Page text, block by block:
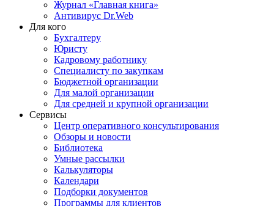
Журнал «Главная книга»
Антивирус Dr.Web
Для кого
Бухгалтеру
Юристу
Кадровому работнику
Специалисту по закупкам
Бюджетной организации
Для малой организации
Для средней и крупной организации
Сервисы
Центр оперативного консультирования
Обзоры и новости
Библиотека
Умные рассылки
Калькуляторы
Календари
Подборки документов
Программы для клиентов